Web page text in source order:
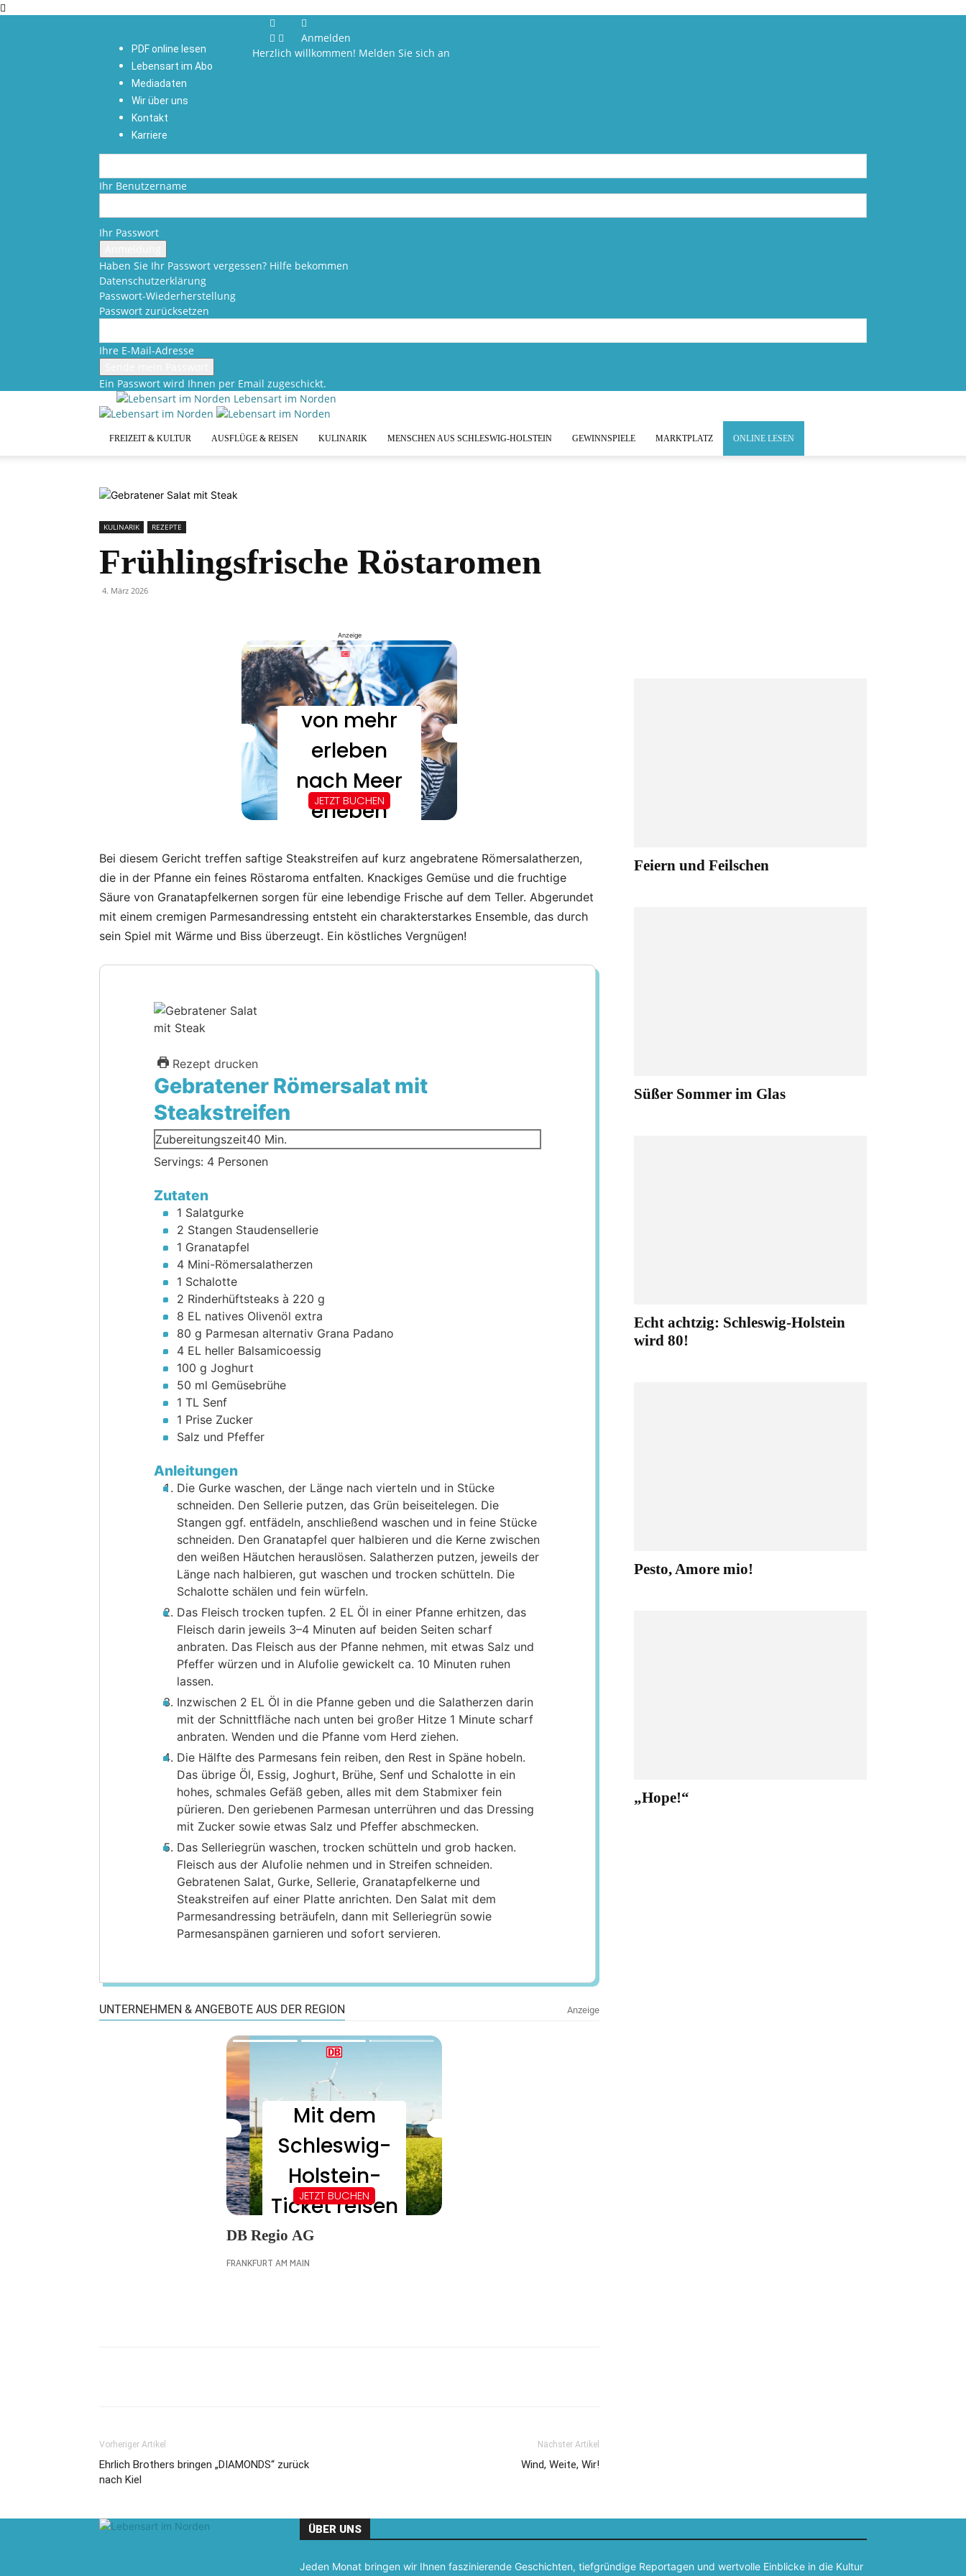
PDF online lesen
Lebensart im Abo
Mediadaten
Wir über uns
Kontakt
Karriere
Anmelden
Herzlich willkommen! Melden Sie sich an
Ihr Benutzername
Ihr Passwort
Haben Sie Ihr Passwort vergessen? Hilfe bekommen
Datenschutzerklärung
Passwort-Wiederherstellung
Passwort zurücksetzen
Ihre E-Mail-Adresse
Ein Passwort wird Ihnen per Email zugeschickt.
Lebensart im Norden
FREIZEIT & KULTUR AUSFLÜGE & REISEN KULINARIK MENSCHEN AUS SCHLESWIG-HOLSTEIN GEWINNSPIELE MARKTPLATZ ONLINE LESEN
KULINARIK REZEPTE
Frühlingsfrische Röstaromen
4. März 2026
Anzeige
Bei diesem Gericht treffen saftige Steakstreifen auf kurz angebratene Römersalatherzen,
die in der Pfanne ein feines Röstaroma entfalten. Knackiges Gemüse und die fruchtige
Säure von Granatapfelkernen sorgen für eine lebendige Frische auf dem Teller. Abgerundet
mit einem cremigen Parmesandressing entsteht ein charakterstarkes Ensemble, das durch
sein Spiel mit Wärme und Biss überzeugt. Ein köstliches Vergnügen!
Rezept drucken
Gebratener Römersalat mit
Steakstreifen
Zubereitungszeit40 Minuten
Min.
Servings: 4 Personen
Zutaten
1 Salatgurke
2 Stangen Staudensellerie
1 Granatapfel
4 Mini-Römersalatherzen
1 Schalotte
2 Rinderhüftsteaks à 220 g
8 EL natives Olivenöl extra
80 g Parmesan alternativ Grana Padano
4 EL heller Balsamicoessig
100 g Joghurt
50 ml Gemüsebrühe
1 TL Senf
1 Prise Zucker
Salz und Pfeffer
Anleitungen
Die Gurke waschen, der Länge nach vierteln und in Stücke
schneiden. Den Sellerie putzen, das Grün beiseitelegen. Die
Stangen ggf. entfädeln, anschließend waschen und in feine Stücke
schneiden. Den Granatapfel quer halbieren und die Kerne zwischen
den weißen Häutchen herauslösen. Salatherzen putzen, jeweils der
Länge nach halbieren, gut waschen und trocken schütteln. Die
Schalotte schälen und fein würfeln.
Das Fleisch trocken tupfen. 2 EL Öl in einer Pfanne erhitzen, das
Fleisch darin jeweils 3–4 Minuten auf beiden Seiten scharf
anbraten. Das Fleisch aus der Pfanne nehmen, mit etwas Salz und
Pfeffer würzen und in Alufolie gewickelt ca. 10 Minuten ruhen
lassen.
Inzwischen 2 EL Öl in die Pfanne geben und die Salatherzen darin
mit der Schnittfläche nach unten bei großer Hitze 1 Minute scharf
anbraten. Wenden und die Pfanne vom Herd ziehen.
Die Hälfte des Parmesans fein reiben, den Rest in Späne hobeln.
Das übrige Öl, Essig, Joghurt, Brühe, Senf und Schalotte in ein
hohes, schmales Gefäß geben, alles mit dem Stabmixer fein
pürieren. Den geriebenen Parmesan unterrühren und das Dressing
mit Zucker sowie etwas Salz und Pfeffer abschmecken.
Das Selleriegrün waschen, trocken schütteln und grob hacken.
Fleisch aus der Alufolie nehmen und in Streifen schneiden.
Gebratenen Salat, Gurke, Sellerie, Granatapfelkerne und
Steakstreifen auf einer Platte anrichten. Den Salat mit dem
Parmesandressing beträufeln, dann mit Selleriegrün sowie
Parmesanspänen garnieren und sofort servieren.
Vorheriger Artikel
Ehrlich Brothers bringen „DIAMONDS“ zurück
nach Kiel
Nächster Artikel
Wind, Weite, Wir!
Feiern und Feilschen
Süßer Sommer im Glas
Echt achtzig: Schleswig-Holstein
wird 80!
Pesto, Amore mio!
„Hope!“
ÜBER UNS
Jeden Monat bringen wir Ihnen faszinierende Geschichten, tiefgründige Reportagen und wertvolle Einblicke in die Kultur